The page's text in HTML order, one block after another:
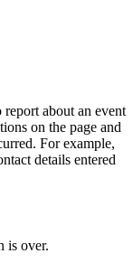
about an event
on the page and
For example,
details entered
is over.